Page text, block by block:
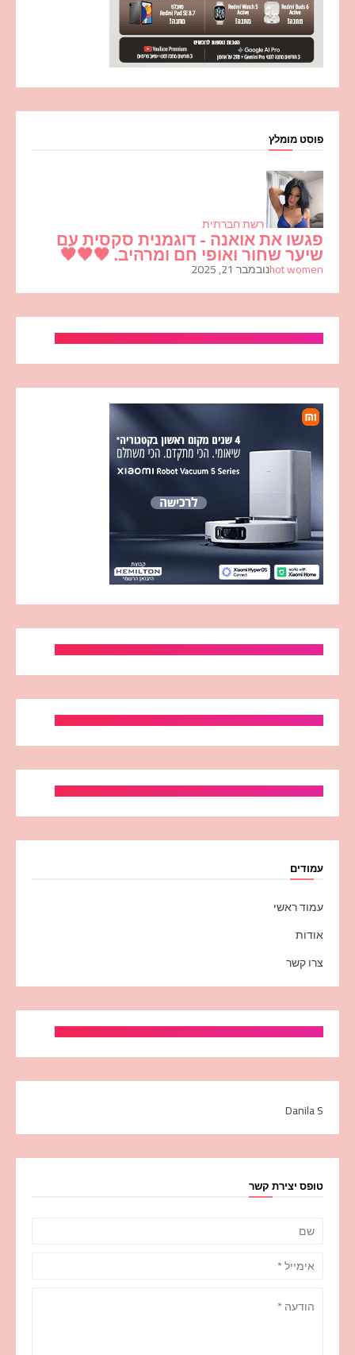
פוסט מומלץ
רשת חברתית
פגשו את אואנה - דוגמנית סקסית עם
שיער שחור ואופי חם ומרהיב. 🖤🖤🖤
hot womenנובמבר 21, 2025
עמודים
עמוד ראשי
אודות
צרו קשר
Danila S
טופס יצירת קשר